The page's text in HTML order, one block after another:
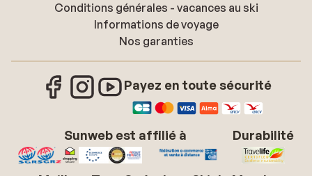
Conditions générales - vacances au ski
Informations de voyage
Nos garanties
Payez en toute sécurité
Sunweb est affilié à Durabilité